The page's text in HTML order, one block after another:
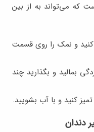
که می‌تواند به از بین
و نمک را روی قسمت
بمالید و بگذارید چند
کنید و با آب بشویید.
دندان